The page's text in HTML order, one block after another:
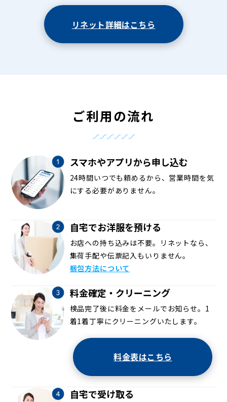
リネット詳細はこちら
ご利用の流れ
スマホやアプリから申し込む
24時間いつでも頼めるから、営業時間を気
にする必要がありません。
自宅でお洋服を預ける
お店への持ち込みは不要。リネットなら、
集荷手配や伝票記入もいりません。
梱包方法について
料金確定・クリーニング
検品完了後に料金をメールでお知らせ。1
着1着丁寧にクリーニングいたします。
料金表はこちら
自宅で受け取る